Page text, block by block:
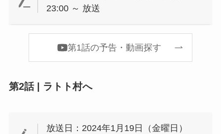
23:00 ～ 放送
第1話の予告・動画探す
第2話 | ラトト村へ
放送日：2024年1月19日（金曜日）